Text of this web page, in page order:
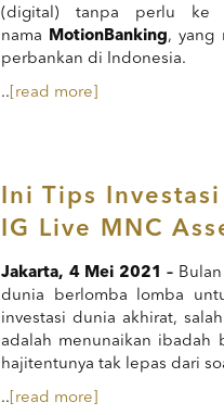
(digital) tanpa perlu ke
nama MotionBanking, yang
perbankan di Indonesia.
.. [read more]
Ini Tips
IG Live MNC
Jakarta, 4Mei 2021 –
dunia berlomba lomba
investasi dunia akhirat,
adalah menunaikan ibadah
hajitentunya tak lepas dari
.. [read more]